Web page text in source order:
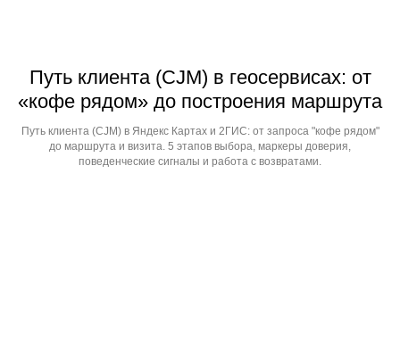
Путь клиента (CJM) в геосервисах: от
«кофе рядом» до построения маршрута
Путь клиента (CJM) в Яндекс Картах и 2ГИС: от запроса "кофе рядом"
до маршрута и визита. 5 этапов выбора, маркеры доверия,
поведенческие сигналы и работа с возвратами.